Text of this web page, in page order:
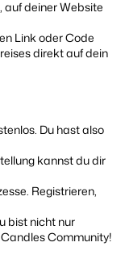
auf deiner Website
Link oder Code
direkt auf dein
Du hast also
kannst du dir
Registrieren,
bist nicht nur
Community!